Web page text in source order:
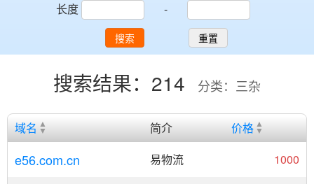
长度
-
搜索 重置
搜索结果：214 分类：三杂
域名 简介 价格
e56.com.cn 易物流 1000